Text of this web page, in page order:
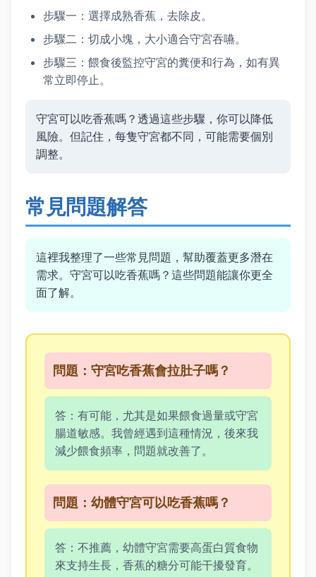
步驟一：選擇成熟香蕉，去除皮。
步驟二：切成小塊，大小適合守宮吞嚥。
步驟三：餵食後監控守宮的糞便和行為，如有異
常立即停止。
守宮可以吃香蕉嗎？透過這些步驟，你可以降低
風險。但記住，每隻守宮都不同，可能需要個別
調整。
常見問題解答
這裡我整理了一些常見問題，幫助覆蓋更多潛在
需求。守宮可以吃香蕉嗎？這些問題能讓你更全
面了解。
問題：守宮吃香蕉會拉肚子嗎？
答：有可能，尤其是如果餵食過量或守宮
腸道敏感。我曾經遇到這種情況，後來我
減少餵食頻率，問題就改善了。
問題：幼體守宮可以吃香蕉嗎？
答：不推薦，幼體守宮需要高蛋白質食物
來支持生長，香蕉的糖分可能干擾發育。